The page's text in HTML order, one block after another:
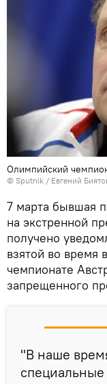
Олимпийский
© Sputnik / Евгений
7 марта бывшая
на экстренной
получено
взятой во время
чемпионате
запрещенного
"В наше